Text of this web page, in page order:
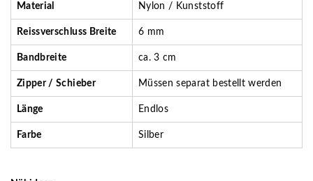
Material Nylon / Kunststoff
Reissverschluss Breite 6 mm
Bandbreite ca. 3 cm
Zipper / Schieber Müssen separat bestellt werden
Länge Endlos
Farbe Silber